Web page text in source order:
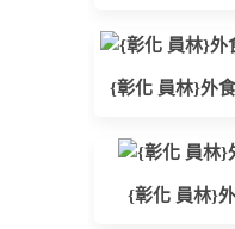
{彰化 員林}外
{彰化 員林}